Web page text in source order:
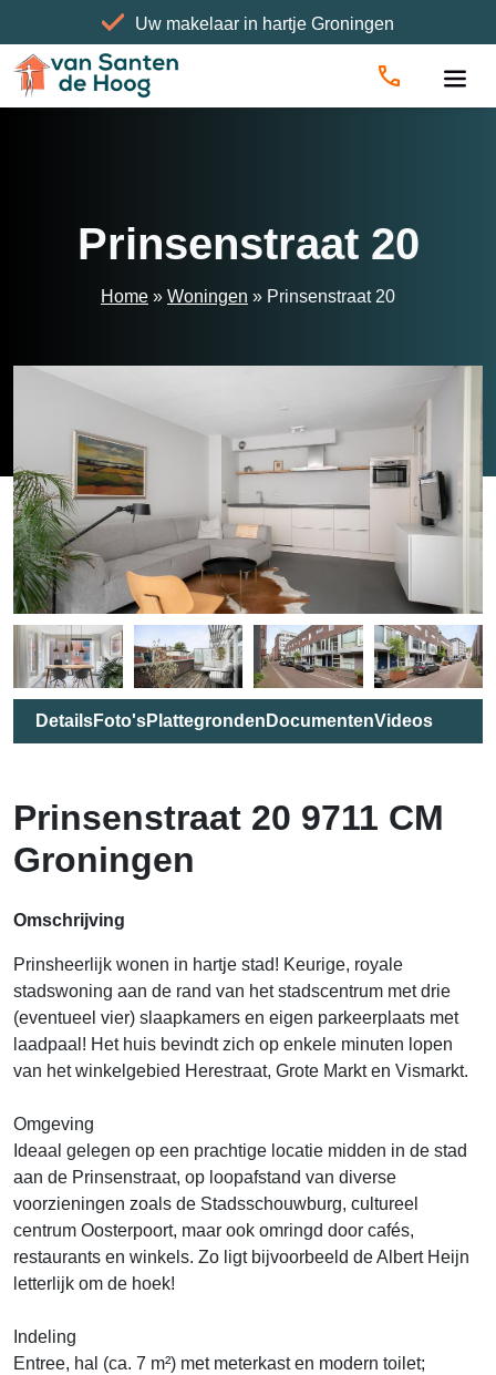
Uw makelaar in hartje Groningen
Woningen »Prinsenstraat 20
Prinsenstraat 20
Home » Woningen » Prinsenstraat 20
DetailsFoto'sPlattegronden DocumentenVideos
Prinsenstraat 20 9711 CM
Groningen
Omschrijving
Prinsheerlijk wonen in hartje stad! Keurige, royale
stadswoning aan de rand van het stadscentrum met drie
(eventueel vier) slaapkamers en eigen parkeerplaats met
laadpaal! Het huis bevindt zich op enkele minuten lopen
van het winkelgebied Herestraat, Grote Markt en Vismarkt.
Omgeving
Ideaal gelegen op een prachtige locatie midden in de stad
aan de Prinsenstraat, op loopafstand van diverse
voorzieningen zoals de Stadsschouwburg, cultureel
centrum Oosterpoort, maar ook omringd door cafés,
restaurants en winkels. Zo ligt bijvoorbeeld de Albert Heijn
letterlijk om de hoek!
Indeling
Entree, hal (ca. 7 m²) met meterkast en modern toilet;